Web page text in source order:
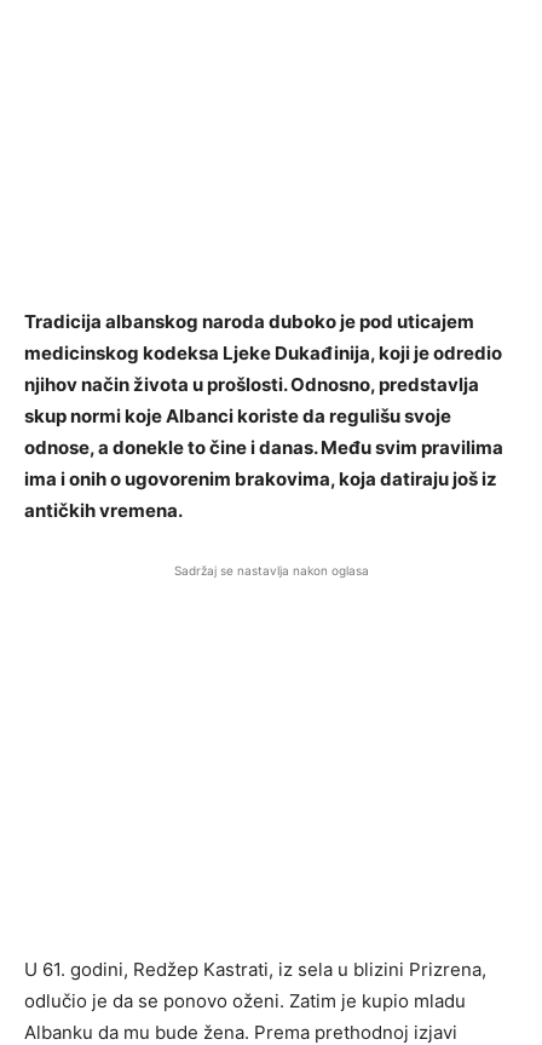
Tradicija albanskog naroda duboko je pod uticajem
medicinskog kodeksa Ljeke Dukađinija, koji je odredio
njihov način života u prošlosti. Odnosno, predstavlja
skup normi koje Albanci koriste da regulišu svoje
odnose, a donekle to čine i danas. Među svim pravilima
ima i onih o ugovorenim brakovima, koja datiraju još iz
antičkih vremena.
Sadržaj se nastavlja nakon oglasa
U 61. godini, Redžep Kastrati, iz sela u blizini Prizrena,
odlučio je da se ponovo oženi. Zatim je kupio mladu
Albanku da mu bude žena. Prema prethodnoj izjavi